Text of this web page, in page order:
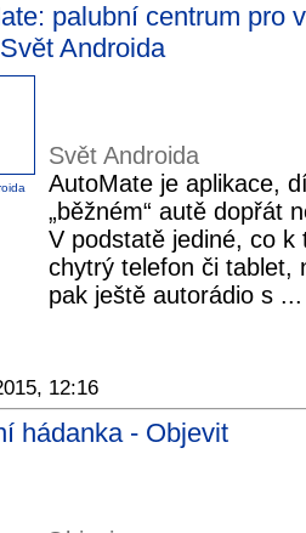
palubní centrum pro
Androida
Svět Androida
AutoMate je aplikace,
„běžném“ autě dopřát
V podstatě jediné, co k
chytrý telefon či tablet,
pak ještě autorádio s ...
12:16
hádanka - Objevit